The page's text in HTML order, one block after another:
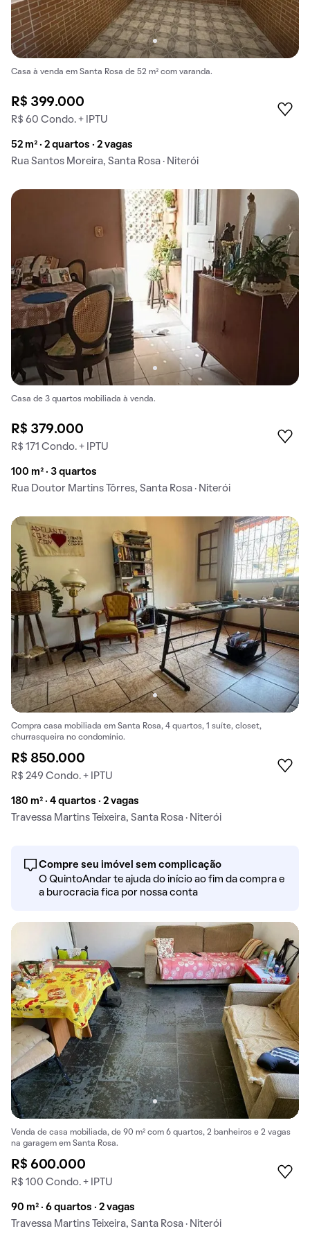
Casa à venda em Santa Rosa de 52 m² com varanda.
R$ 399.000
R$ 60 Condo. + IPTU
52 m² · 2 quartos · 2 vagas
Rua Santos Moreira, Santa Rosa · Niterói
Casa de 3 quartos mobiliada à venda.
R$ 379.000
R$ 171 Condo. + IPTU
100 m² · 3 quartos
Rua Doutor Martins Tôrres, Santa Rosa · Niterói
Compra casa mobiliada em Santa Rosa, 4 quartos, 1 suíte, closet,
churrasqueira no condomínio.
R$ 850.000
R$ 249 Condo. + IPTU
180 m² · 4 quartos · 2 vagas
Travessa Martins Teixeira, Santa Rosa · Niterói
Compre seu imóvel sem complicação
O QuintoAndar te ajuda do início ao fim da compra e
a burocracia fica por nossa conta
Venda de casa mobiliada, de 90 m² com 6 quartos, 2 banheiros e 2 vagas
na garagem em Santa Rosa.
R$ 600.000
R$ 100 Condo. + IPTU
90 m² · 6 quartos · 2 vagas
Travessa Martins Teixeira, Santa Rosa · Niterói